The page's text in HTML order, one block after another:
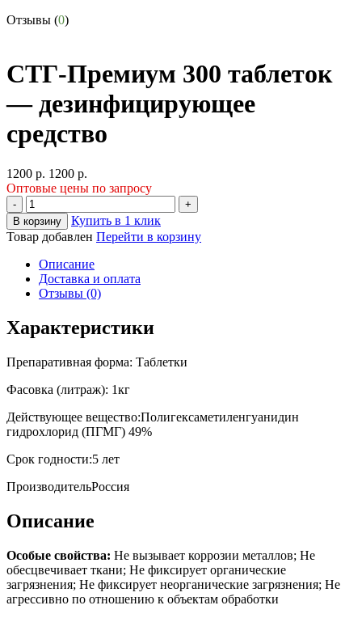
Отзывы (0)
СТГ-Премиум 300 таблеток
— дезинфицирующее
средство
1200 р. 1200 р.
Оптовые цены по запросу
-
+
В корзину
Купить в 1 клик
Товар добавлен Перейти в корзину
Описание
Доставка и оплата
Отзывы (0)
Характеристики
Препаративная форма: Таблетки
Фасовка (литраж): 1кг
Действующее вещество:Полигексаметиленгуанидин
гидрохлорид (ПГМГ) 49%
Срок годности:5 лет
ПроизводительРоссия
Описание
Особые свойства: Не вызывает коррозии металлов; Не
обесцвечивает ткани; Не фиксирует органические
загрязнения; Не фиксирует неорганические загрязнения; Не
агрессивно по отношению к объектам обработки